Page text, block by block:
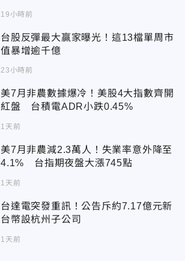
19小時前
台股反彈最大贏家曝光！這13檔單周市
值暴增逾千億
23小時前
美7月非農數據爆冷！美股4大指數齊開
紅盤 台積電ADR小跌0.45%
1天前
美7月非農減2.3萬人！失業率意外降至
4.1% 台指期夜盤大漲745點
1天前
台達電突發重訊！公告斥約7.17億元新
台幣設杭州子公司
1天前